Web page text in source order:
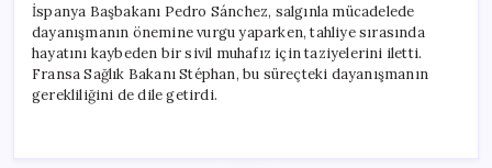
İspanya Başbakanı Pedro Sánchez, salgınla mücadelede
dayanışmanın önemine vurgu yaparken, tahliye sırasında
hayatını kaybeden bir sivil muhafız için taziyelerini iletti.
Fransa Sağlık Bakanı Stéphan, bu süreçteki dayanışmanın
gerekliliğini de dile getirdi.